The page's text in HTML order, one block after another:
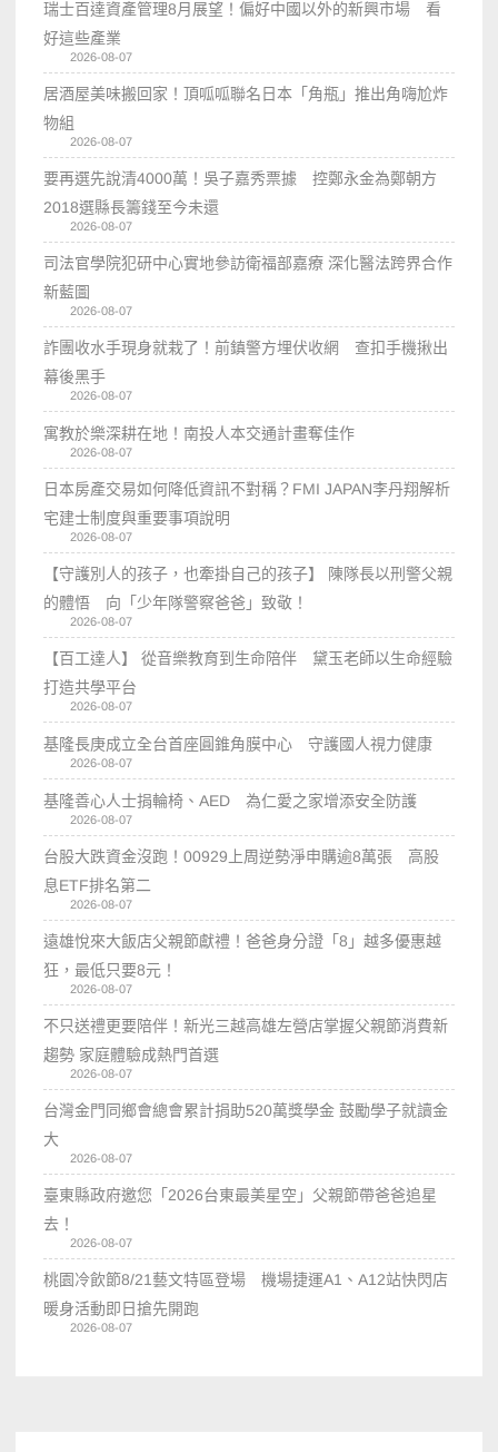
瑞士百達資產管理8月展望！偏好中國以外的新興市場 看
好這些產業
2026-08-07
居酒屋美味搬回家！頂呱呱聯名日本「角瓶」推出角嗨尬炸
物組
2026-08-07
要再選先說清4000萬！吳子嘉秀票據 控鄭永金為鄭朝方
2018選縣長籌錢至今未還
2026-08-07
司法官學院犯研中心實地參訪衛福部嘉療 深化醫法跨界合作
新藍圖
2026-08-07
詐團收水手現身就栽了！前鎮警方埋伏收網 查扣手機揪出
幕後黑手
2026-08-07
寓教於樂深耕在地！南投人本交通計畫奪佳作
2026-08-07
日本房產交易如何降低資訊不對稱？FMI JAPAN李丹翔解析
宅建士制度與重要事項說明
2026-08-07
【守護別人的孩子，也牽掛自己的孩子】 陳隊長以刑警父親
的體悟 向「少年隊警察爸爸」致敬！
2026-08-07
【百工達人】 從音樂教育到生命陪伴 黛玉老師以生命經驗
打造共學平台
2026-08-07
基隆長庚成立全台首座圓錐角膜中心 守護國人視力健康
2026-08-07
基隆善心人士捐輪椅、AED 為仁愛之家增添安全防護
2026-08-07
台股大跌資金沒跑！00929上周逆勢淨申購逾8萬張 高股
息ETF排名第二
2026-08-07
遠雄悅來大飯店父親節獻禮！爸爸身分證「8」越多優惠越
狂，最低只要8元！
2026-08-07
不只送禮更要陪伴！新光三越高雄左營店掌握父親節消費新
趨勢 家庭體驗成熱門首選
2026-08-07
台灣金門同鄉會總會累計捐助520萬獎學金 鼓勵學子就讀金
大
2026-08-07
臺東縣政府邀您「2026台東最美星空」父親節帶爸爸追星
去！
2026-08-07
桃園冷飲節8/21藝文特區登場 機場捷運A1、A12站快閃店
暖身活動即日搶先開跑
2026-08-07